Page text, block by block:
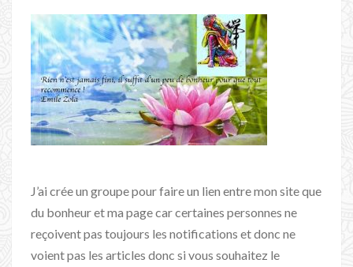
J’ai crée un groupe pour faire un lien entre mon site que
du bonheur et ma page car certaines personnes ne
reçoivent pas toujours les notifications et donc ne
voient pas les articles donc si vous souhaitez le